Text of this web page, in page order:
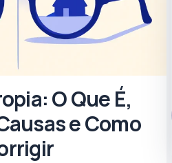
O Que É,
e Como